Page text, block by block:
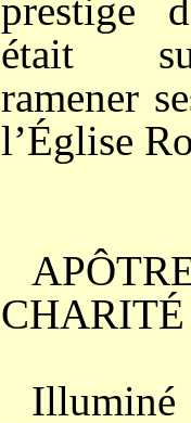
prestige
était
ramener
l’Église
CHARITÉ